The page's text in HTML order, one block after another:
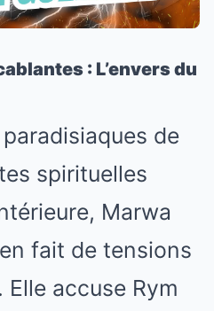
: L’envers du
de
spirituelles
Marwa
fait de tensions
accuse Rym